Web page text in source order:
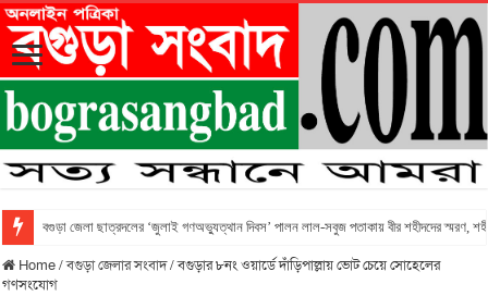
বগুড়া জেলা ছাত্রদলের ‘জুলাই গণঅভ্যুত্থান দিবস’ পালন লাল-সবুজ পতাকায় বীর শহীদদের স্মরণ, শহীদ
Home/বগুড়া জেলার সংবাদ/বগুড়ার ৮নং ওয়ার্ডে দাঁড়িপাল্লায় ভোট চেয়ে সোহেলের
গণসংযোগ